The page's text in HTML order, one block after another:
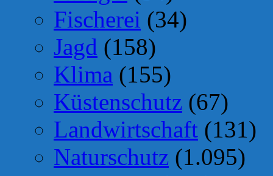
Fischerei (34)
Jagd (158)
Klima (155)
Küstenschutz (67)
Landwirtschaft (131)
Naturschutz (1.095)